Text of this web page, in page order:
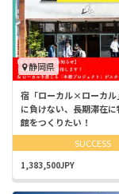
静岡県
宿「ローカル×ローカル
に負けない、長期滞在
館をつくりたい！
SUCCESS
1,383,500JPY